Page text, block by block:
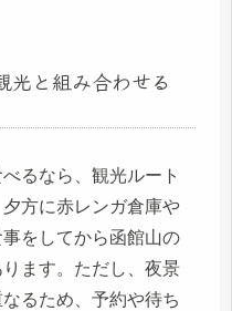
光と組み合わせる
るなら、観光ルート
方に赤レンガ倉庫や
をしてから函館山の
ます。ただし、夜景
るため、予約や待ち